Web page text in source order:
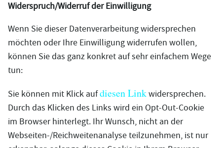
Widerspruch/Widerruf der Einwilligung
Wenn Sie dieser Datenverarbeitung widersprechen
möchten oder Ihre Einwilligung widerrufen wollen,
können Sie das ganz konkret auf sehr einfachem Wege
tun:
Sie können mit Klick aufdiesen Linkwidersprechen.
Durch das Klicken des Links wird ein Opt-Out-Cookie
im Browser hinterlegt. Ihr Wunsch, nicht an der
Webseiten-/Reichweitenanalyse teilzunehmen, ist nur